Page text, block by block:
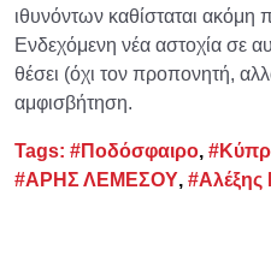
ιθυνόντων καθίσταται ακόμη
Ενδεχόμενη νέα αστοχία σε
θέσει (όχι τον προπονητή,
αμφισβήτηση.
Tags: #Ποδόσφαιρο,
#ΑΡΗΣ ΛΕΜΕΣΟΥ,